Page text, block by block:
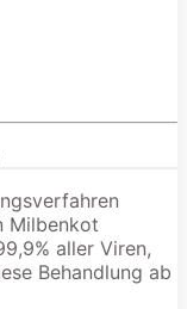
Milbenkot
aller Viren,
Behandlung ab